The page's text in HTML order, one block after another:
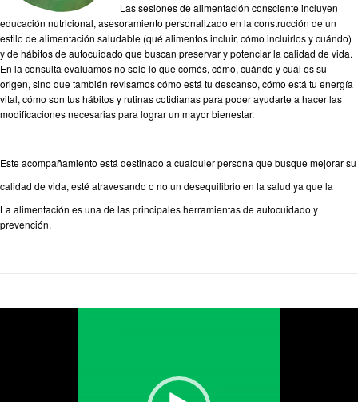
Las sesiones de alimentación consciente incluyen
educación nutricional, asesoramiento personalizado en la construcción de un
estilo de alimentación saludable (qué alimentos incluir, cómo incluirlos y cuándo)
y de hábitos de autocuidado que buscan preservar y potenciar la calidad de vida.
En la consulta evaluamos no solo lo que comés, cómo, cuándo y cuál es su
origen, sino que también revisamos cómo está tu descanso, cómo está tu energía
vital, cómo son tus hábitos y rutinas cotidianas para poder ayudarte a hacer las
modificaciones necesarias para lograr un mayor bienestar.
Este acompañamiento está destinado a cualquier persona que busque mejorar su
calidad de vida, esté atravesando o no un desequilibrio en la salud ya que la
La alimentación es una de las principales herramientas de autocuidado y
prevención.